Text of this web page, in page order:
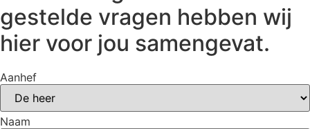
gestelde vragen hebben wij
hier voor jou samengevat.
Aanhef
Naam